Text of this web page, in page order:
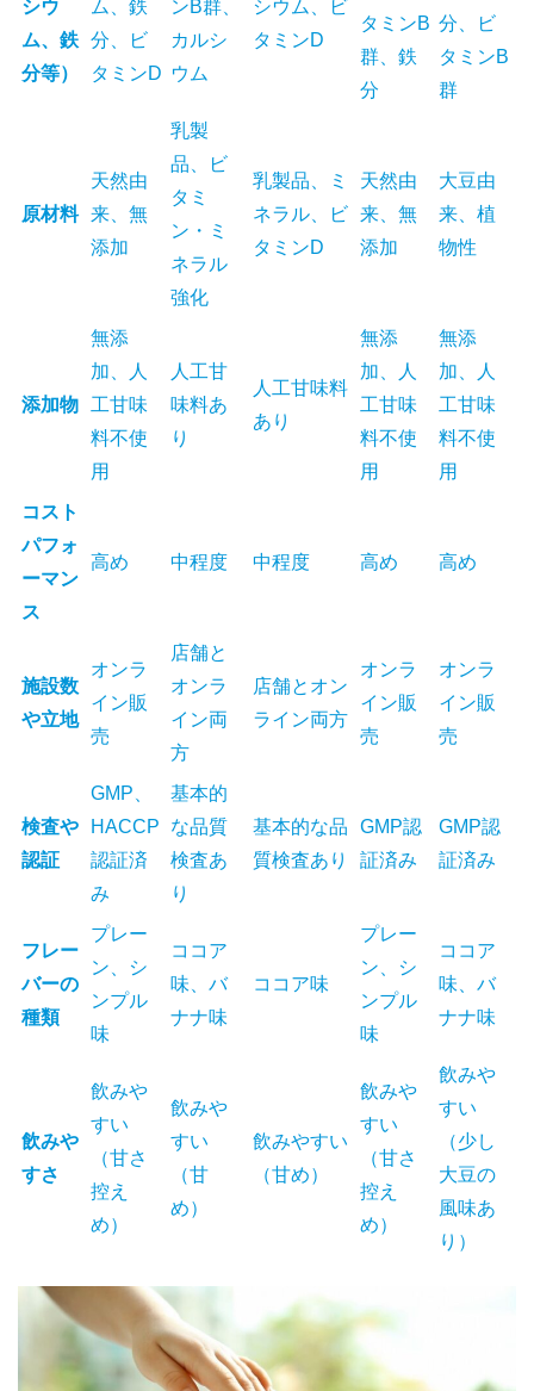
シウ
ム、鉄
分等）
ム、鉄
分、ビ
タミンD
ンB群、
カルシ
ウム
シウム、ビ
タミンD
タミンB
群、鉄
分
分、ビ
タミンB
群
原材料
天然由
来、無
添加
乳製
品、ビ
タミ
ン・ミ
ネラル
強化
乳製品、ミ
ネラル、ビ
タミンD
天然由
来、無
添加
大豆由
来、植
物性
添加物
無添
加、人
工甘味
料不使
用
人工甘
味料あ
り
人工甘味料
あり
無添
加、人
工甘味
料不使
用
無添
加、人
工甘味
料不使
用
コスト
パフォ
ーマン
ス
高め 中程度 中程度 高め 高め
施設数
や立地
オンラ
イン販
売
店舗と
オンラ
イン両
方
店舗とオン
ライン両方
オンラ
イン販
売
オンラ
イン販
売
検査や
認証
GMP、
HACCP
認証済
み
基本的
な品質
検査あ
り
基本的な品
質検査あり
GMP認
証済み
GMP認
証済み
フレー
バーの
種類
プレー
ン、シ
ンプル
味
ココア
味、バ
ナナ味
ココア味
プレー
ン、シ
ンプル
味
ココア
味、バ
ナナ味
飲みや
すさ
飲みや
すい
（甘さ
控え
め）
飲みや
すい
（甘
め）
飲みやすい
（甘め）
飲みや
すい
（甘さ
控え
め）
飲みや
すい
（少し
大豆の
風味あ
り）